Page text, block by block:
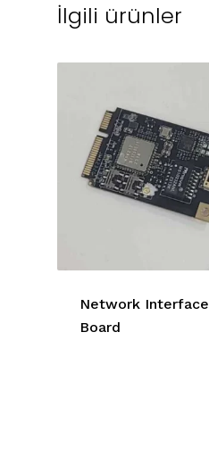
İlgili ürünler
Network Interface
Board